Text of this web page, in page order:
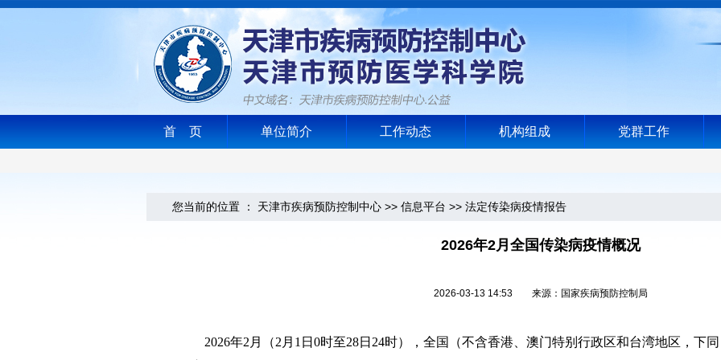
首 页 单位简介 工作动态 机构组成 党群工作
您当前的位置 ： 天津市疾病预防控制中心 >> 信息平台 >> 法定传染病疫情报告
2026年2月全国传染病疫情概况
2026-03-13 14:53 来源：国家疾病预防控制局
2026年2月（2月1日0时至28日24时），全国（不含香港、澳门特别行政区和台湾地区，下